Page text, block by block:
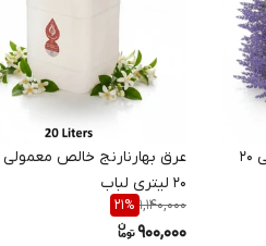
عرق اسطوخودوس خالص گالنی 20
عرق بهارنارنج خالص معمولی
20 لیتری لباب
1,140,000
21%
900,000